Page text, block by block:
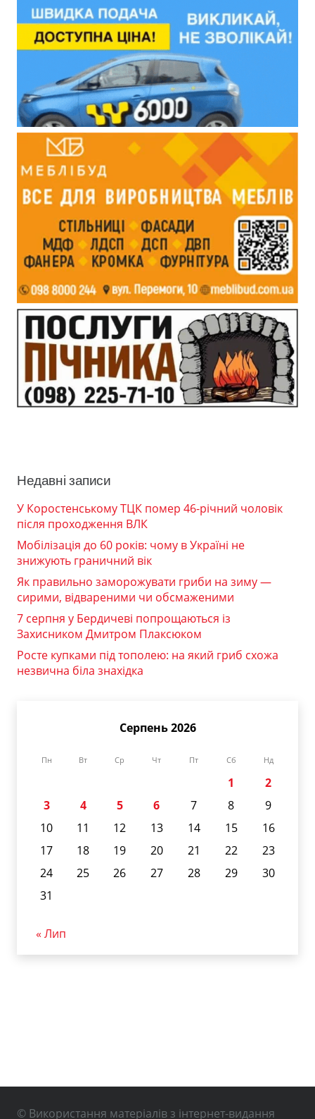
Недавні записи
У Коростенському ТЦК помер 46-річний чоловік
після проходження ВЛК
Мобілізація до 60 років: чому в Україні не
знижують граничний вік
Як правильно заморожувати гриби на зиму —
сирими, відвареними чи обсмаженими
7 серпня у Бердичеві попрощаються із
Захисником Дмитром Плаксюком
Росте купками під тополею: на який гриб схожа
незвична біла знахідка
Серпень 2026
Пн Вт Ср Чт Пт Сб Нд
1
2
3
4 5 6 7 8
9
10
11 12 13 14 15
16
17
18 19 20 21 22
23
24
25 26 27 28 29
30
31
« Лип
© Використання матеріалів з інтернет-видання